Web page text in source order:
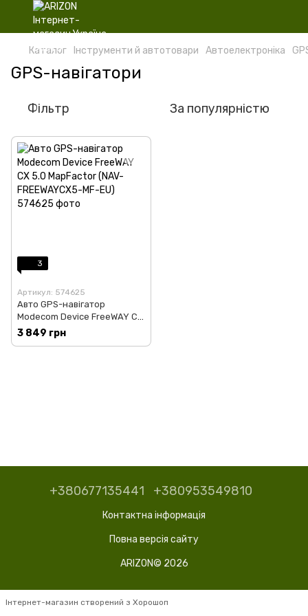
Каталог Інструменти й автотовари Автоелектроніка
GPS-навігатори
Фільтр За популярністю
3
Артикул: 574625
Авто GPS-навігатор
Modecom Device FreeWAY CX
5.0 MapFactor (NAV-
FREEWAYCX5-MF-EU)
3 849 грн
+380677135441 +380953549810
Контактна інформація
Повна версія сайту
ARIZON© 2026
Інтернет-магазин створений з Хорошоп